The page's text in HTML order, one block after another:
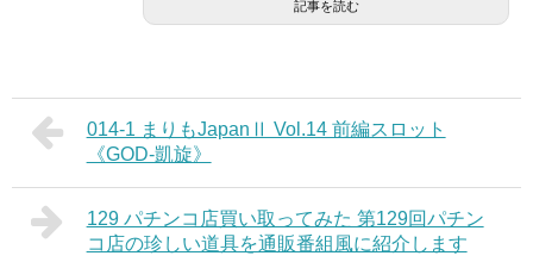
記事を読む
014-1 まりもJapanⅡ Vol.14 前編スロット
《GOD-凱旋》
129 パチンコ店買い取ってみた 第129回パチン
コ店の珍しい道具を通販番組風に紹介します